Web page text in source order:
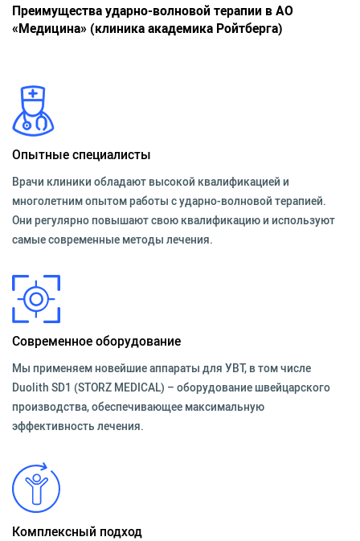
Преимущества ударно-волновой терапии в АО
«Медицина» (клиника академика Ройтберга)
Опытные специалисты
Врачи клиники обладают высокой квалификацией и
многолетним опытом работы с ударно-волновой терапией.
Они регулярно повышают свою квалификацию и используют
самые современные методы лечения.
Современное оборудование
Мы применяем новейшие аппараты для УВТ, в том числе
Duolith SD1 (STORZ MEDICAL) – оборудование швейцарского
производства, обеспечивающее максимальную
эффективность лечения.
Комплексный подход